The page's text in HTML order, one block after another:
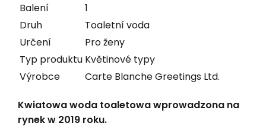
Balení
1
Druh
Toaletní voda
Určení
Pro ženy
Typ produktu Květinové typy
Výrobce
Carte Blanche Greetings Ltd.
Kwiatowa woda toaletowa wprowadzona na
rynek w 2019 roku.